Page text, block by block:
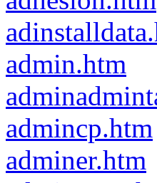
admin.htm
admincp.htm
adminer.htm